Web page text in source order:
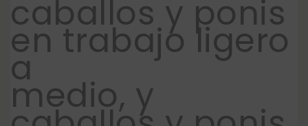
caballos y ponis
en trabajo ligero
a
medio, y